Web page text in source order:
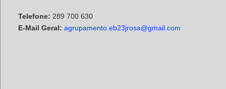
Telefone: 289 700 630
E-Mail Geral: agrupamento.eb23jrosa@gmail.com